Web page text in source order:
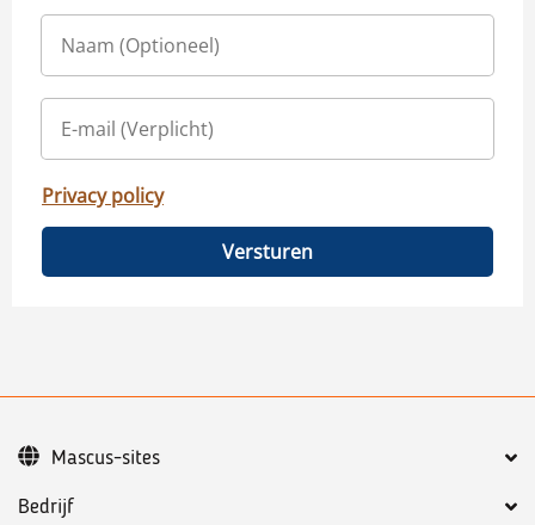
Privacy policy
Versturen
Bedrijf
Mascus-sites